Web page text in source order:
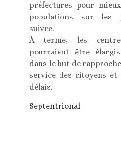
préfectures pour
populations sur les
suivre.
À terme, les
pourraient être
dans le but de
service des citoyens et
délais.
Septentrional